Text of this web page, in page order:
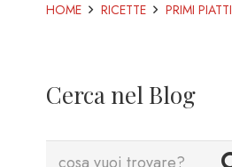
HOME RICETTE PRIMI PIATTI
Cerca nel Blog